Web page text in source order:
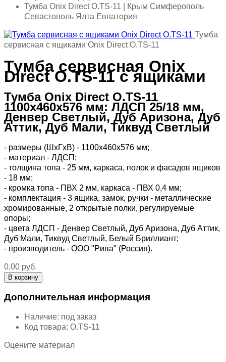
Тумба Onix Direct O.TS-11 | Крым Симферополь
Севастополь Ялта Евпатория
Тумба
сервисная с ящиками Onix Direct O.TS-11
Тумба сервисная Onix
Direct O.TS-11 с ящиками
Тумба Onix Direct O.TS-11
1100х460х576 мм: ЛДСП 25/18 мм,
Денвер Светлый, Дуб Аризона, Дуб
Аттик, Дуб Мали, Тиквуд Светлый
- размеры (ШхГхВ) - 1100х460х576 мм;
- материал - ЛДСП;
- толщина топа - 25 мм, каркаса, полок и фасадов ящиков
- 18 мм;
- кромка топа - ПВХ 2 мм, каркаса - ПВХ 0,4 мм;
- комплектация - 3 ящика, замок, ручки - металлические
хромированные, 2 открытые полки, регулируемые
опоры;
- цвета ЛДСП - Денвер Светлый, Дуб Аризона, Дуб Аттик,
Дуб Мали, Тиквуд Светлый, Белый Бриллиант;
- производитель - ООО "Рива" (Россия).
0,00 руб.
Дополнительная информация
Наличие: под заказ
Код товара: O.TS-11
Оцените материал